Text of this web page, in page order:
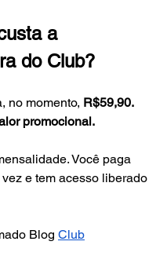
a
do Club?
no momento, R$59,90.
promocional.
Você paga
e tem acesso liberado
Blog Club